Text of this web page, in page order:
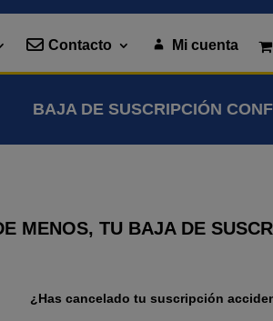
Contacto Mi cuenta
BAJA DE SUSCRIPCIÓN
MENOS, TU BAJA DE
¿Has cancelado tu suscripción